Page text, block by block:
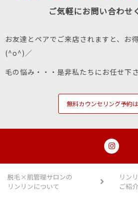
ご気軽にお問い合わ
お友達とペアでご来店されますと、お
(^o^)／
毛の悩み・・・是非私たちにお任せ下
無料カウンセリング予約
脱毛×肌管理サロンの
リンリンについて
リン
ご紹介